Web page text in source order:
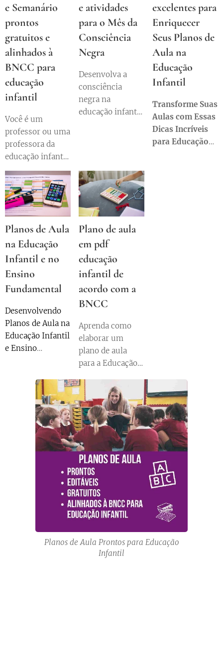
mais para um
aprendizado
inesquecível!
e Semanário
prontos
gratuitos e
alinhados à
BNCC para
educação
infantil
Você é um
professor ou uma
professora da
educação infantil
e está em busca
de planos de aula
e semanário
prontos gratuitos
e alinhados à
BNCC? Então,
este artigo é para
você!
e atividades
para o Mês da
Consciência
Negra
Desenvolva a
consciência
negra na
educação infantil
diversidade e
igualdade.
excelentes para
Enriquecer
Seus Planos de
Aula na
Educação
Infantil
Transforme Suas
Aulas com Essas
Dicas Incríveis
para Educação
Planos de Aula
na Educação
Infantil e no
Ensino
Fundamental
Desenvolvendo
Planos de Aula na
Educação Infantil
e Ensino
Plano de aula
em pdf
educação
infantil de
acordo com a
BNCC
Aprenda como
elaborar um
plano de aula
para a Educação
na BNCC,
explorando
campos de
experiência como
O eu, o outro e o
nós, Corpo,
gestos e
movimentos,
Escuta, fala,
pensamento e
imaginação, e
quantidades,
relações e
Planos de Aula Prontos para Educação
Infantil